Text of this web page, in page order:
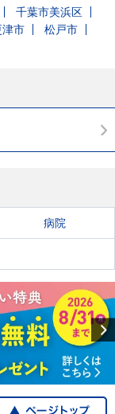
千葉市美浜区
津市
松戸市
病院